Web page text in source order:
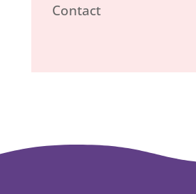
Contact